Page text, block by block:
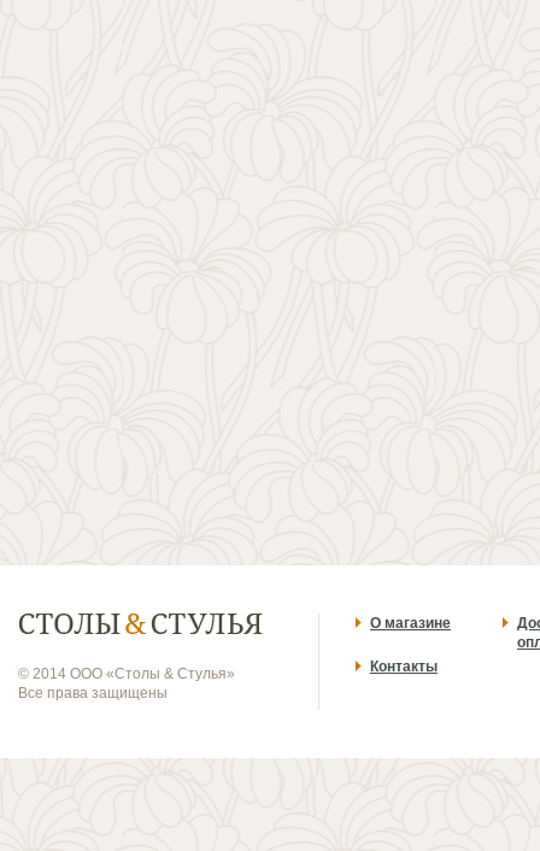
© 2014 ООО «Столы & Стулья»
Все права защищены
О магазине
Контакты